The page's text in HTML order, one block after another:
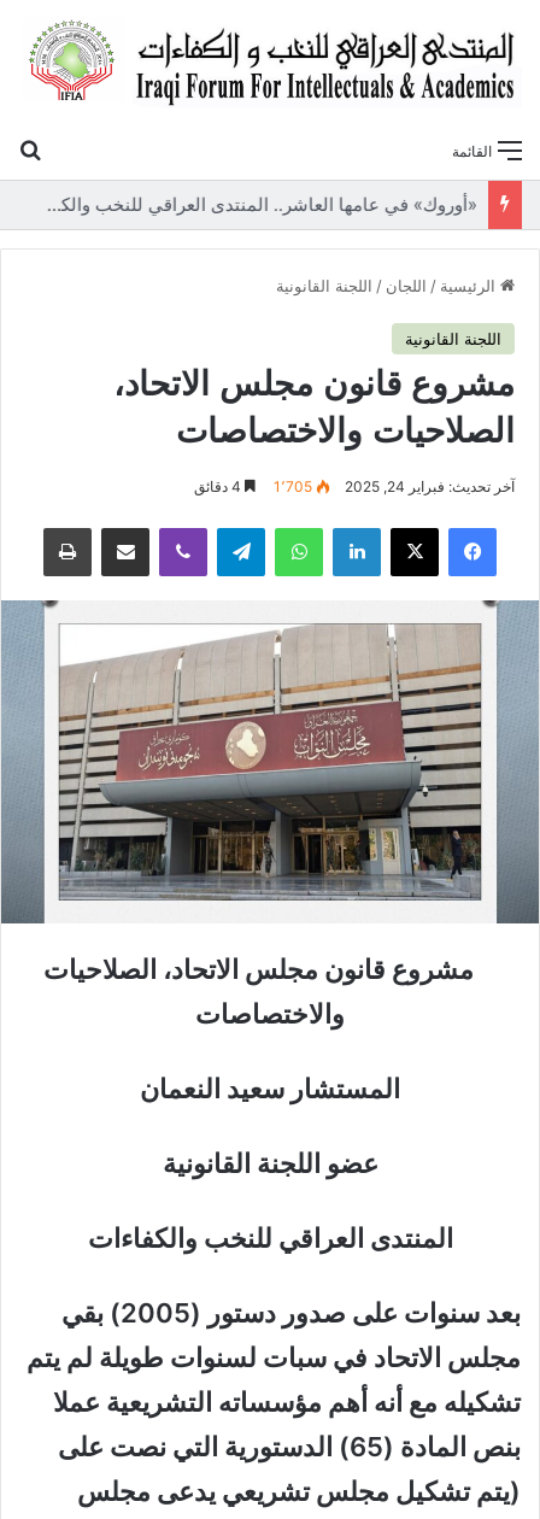
القائمة
«أوروك» في عامها العاشر.. المنتدى العراقي للنخب والكفاءات يصدر عددًا جديدًا ببحوث علمية تعالج قضايا الاقتصاد والطاقة
الرئيسية / اللجان / اللجنة القانونية
اللجنة القانونية
مشروع قانون مجلس الاتحاد،
الصلاحيات والاختصاصات
آخر تحديث: فبراير 24, 2025 1٬705
فيسبوك لينكدإن واتساب
مشروع قانون مجلس الاتحاد، الصلاحيات
والاختصاصات
المستشار سعيد النعمان
عضو اللجنة القانونية
المنتدى العراقي للنخب والكفاءات
بعد سنوات على صدور دستور (2005) بقي
مجلس الاتحاد في سبات لسنوات طويلة لم يتم
تشكيله مع أنه أهم مؤسساته التشريعية عملا
بنص المادة (65) الدستورية التي نصت على
(يتم تشكيل مجلس تشريعي يدعى مجلس